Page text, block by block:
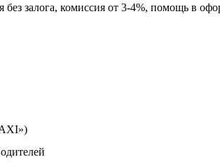
залога, комиссия от 3-4%, помощь в